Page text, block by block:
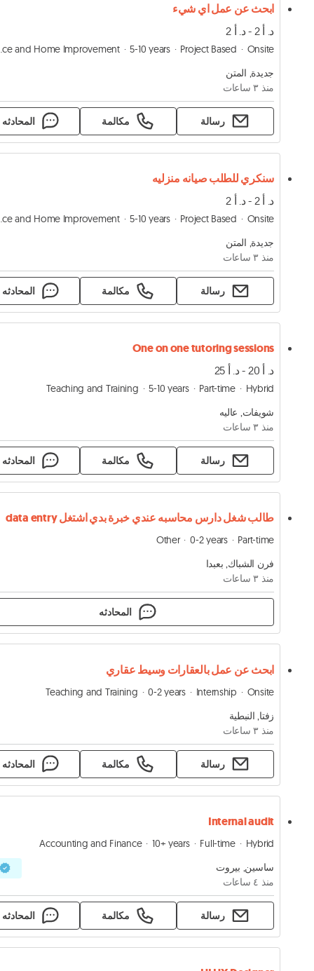
ابحث عن عمل اي شيء
د. أ 2 - د. أ 2
5-10 years Project Based
Onsite
جديدة, المتن
منذ ٣ ساعات
رسالة مكالمة المحادثه
سنكري للطلب صيانه منزليه
د. أ 2 - د. أ 2
5-10 years Project Based
Onsite
جديدة, المتن
منذ ٣ ساعات
رسالة مكالمة المحادثه
One on one tutoring sessions
د. أ 20 - د. أ 25
Teaching and Training 5-10 years Part-time
Hybrid
شويفات, عاليه
منذ ٣ ساعات
رسالة مكالمة المحادثه
طالب شغل دارس محاسبه عندي خبرة بدي اشتغل data entry
Other 0-2 years
Part-time
فرن الشباك, بعبدا
منذ ٣ ساعات
المحادثه
ابحث عن عمل بالعقارات وسيط عقاري
Teaching and Training 0-2 years Internship
Onsite
زفتا, النبطية
منذ ٣ ساعات
رسالة مكالمة المحادثه
Internal audit
Accounting and Finance 10+ years Full-time
Hybrid
ساسين, بيروت
منذ ٤ ساعات
رسالة مكالمة المحادثه